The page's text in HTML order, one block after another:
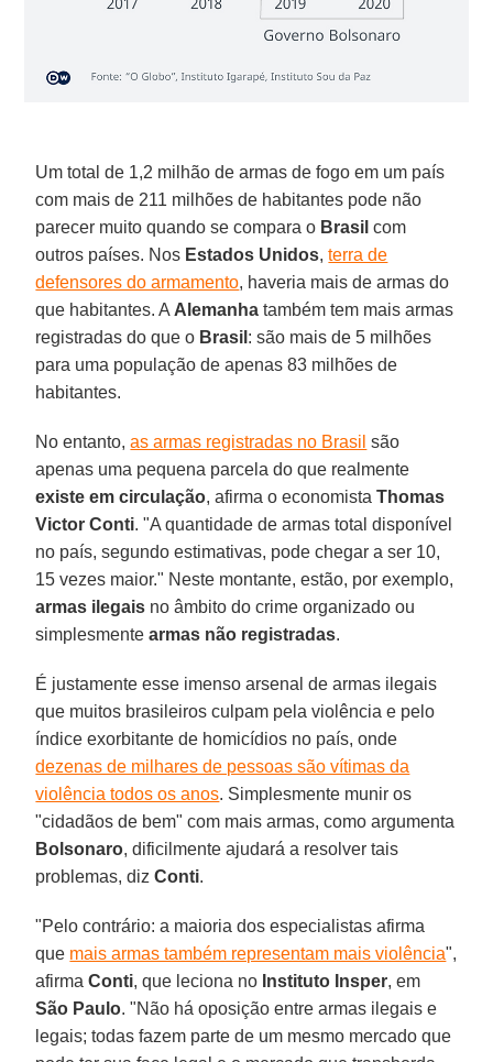
Um total de 1,2 milhão de armas de fogo em um país
com mais de 211 milhões de habitantes pode não
parecer muito quando se compara o Brasil com
outros países. Nos Estados Unidos,terra de
defensores do armamento, haveria mais de armas do
que habitantes. A Alemanha também tem mais armas
registradas do que o Brasil : são mais de 5 milhões
para uma população de apenas 83 milhões de
habitantes.
No entanto,as armas registradas no Brasil são
apenas uma pequena parcela do que realmente
existe em circulação, afirma o economistaThomas
Victor Conti. "A quantidade de armas total disponível
no país, segundo estimativas, pode chegar a ser 10,
15 vezes maior." Neste montante, estão, por exemplo,
armas ilegais no âmbito do crime organizado ou
simplesmentearmas não registradas.
É justamente esse imenso arsenal de armas ilegais
que muitos brasileiros culpam pela violência e pelo
índice exorbitante de homicídios no país, onde
dezenas de milhares de pessoas são vítimas da
violência todos os anos. Simplesmente munir os
"cidadãos de bem" com mais armas, como argumenta
Bolsonaro, dificilmente ajudará a resolver tais
problemas, dizConti.
"Pelo contrário: a maioria dos especialistas afirma
que mais armas também representam mais violência",
afirmaConti, que leciona no Instituto Insper, em
São Paulo. "Não há oposição entre armas ilegais e
legais; todas fazem parte de um mesmo mercado que